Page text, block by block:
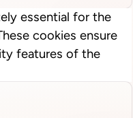
essential for the
cookies ensure
features of the